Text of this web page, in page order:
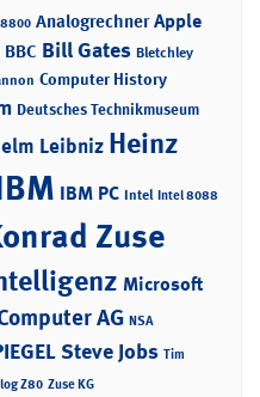
Analogrechner Apple
BBC Bill Gates Bletchley
Computer History
Deutsches Technikmuseum
Leibniz Heinz
IBM PC Intel Intel 8088
Zuse
Microsoft
AG NSA
Steve Jobs Tim
Z80 Zuse KG